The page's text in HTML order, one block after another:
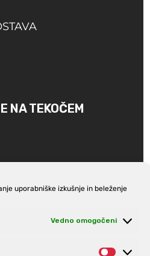
uporabniške izkušnje in beleženje
Vedno omogočeni
NA TEKOČEM